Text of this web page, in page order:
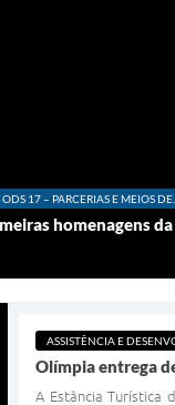
ODS 17 – PARCERIAS E MEIOS DE...
homenagens
ASSISTÊNCIA E
Olímpia entrega
A Estância Turística